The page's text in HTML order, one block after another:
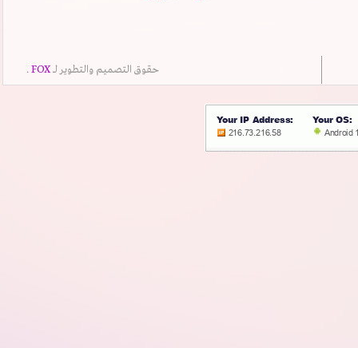
حقوق التصميم والتطوير لــFOX
.